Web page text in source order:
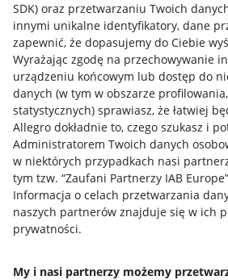
SDK) oraz przetwarzaniu Twoich
innymi unikalne identyfikatory, dane
zapewnić, że dopasujemy do Ciebie
Wyrażając zgodę na przechowywanie
urządzeniu końcowym lub dostęp do
danych (w tym w obszarze
statystycznych) sprawiasz, że łatwiej
Allegro dokładnie to, czego szukasz i
Administratorem Twoich danych
w niektórych przypadkach nasi
tym tzw. “Zaufani Partnerzy IAB
Informacja o celach przetwarzania
naszych partnerów znajduje się w ich
prywatności.
My i nasi partnerzy możemy
Przydatne informacje
Jak to działa